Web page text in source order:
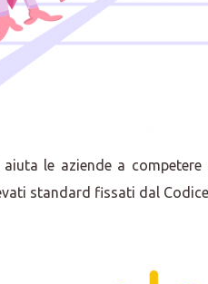
le aziende a
standard fissati dal